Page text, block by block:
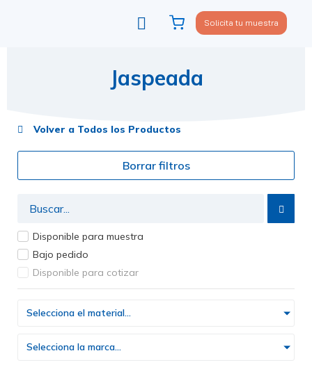
Solicita tu muestra
Jaspeada
Volver a Todos los Productos
Borrar filtros
Disponible para muestra
Bajo pedido
Disponible para cotizar
Selecciona el material...
Selecciona la marca...